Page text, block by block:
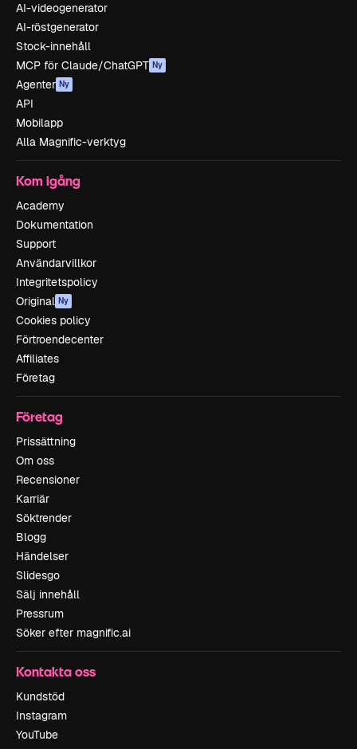
AI-videogenerator
AI-röstgenerator
Stock-innehåll
MCP för Claude/ChatGPT Ny
Agenter Ny
API
Mobilapp
Alla Magnific-verktyg
Kom igång
Academy
Dokumentation
Support
Användarvillkor
Integritetspolicy
Original Ny
Cookies policy
Förtroendecenter
Affiliates
Företag
Företag
Prissättning
Om oss
Recensioner
Karriär
Söktrender
Blogg
Händelser
Slidesgo
Sälj innehåll
Pressrum
Söker efter magnific.ai
Kontakta oss
Kundstöd
Instagram
YouTube